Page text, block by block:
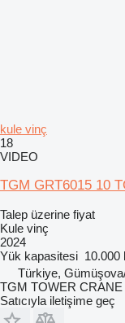
kule vinç
18
VIDEO
TGM GRT6015 10
Talep üzerine fiyat
Kule vinç
2024
Yük kapasitesi 10.000
Türkiye,
TGM TOWER CRANE
Satıcıyla iletişime geç